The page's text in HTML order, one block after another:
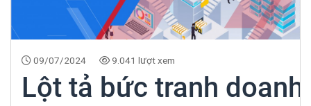
09/07/2024 9.041 lượt xem
Lột tả bức tranh doanh